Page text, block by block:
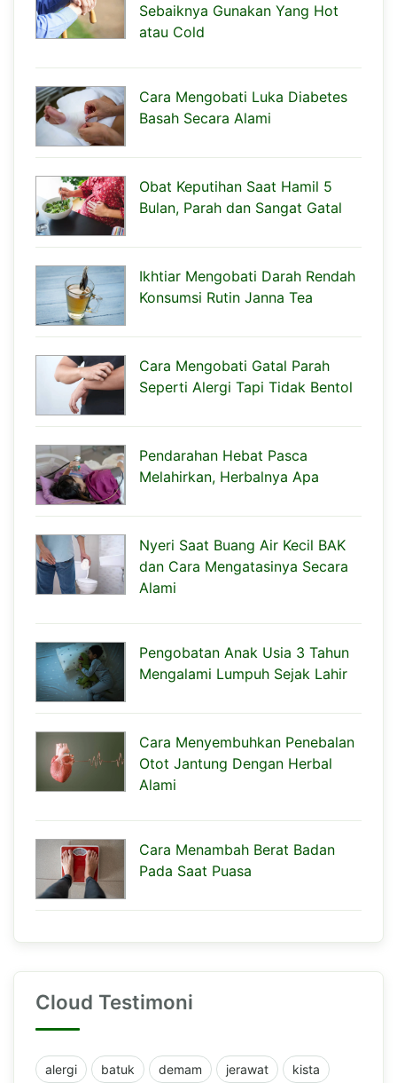
Sebaiknya Gunakan Yang Hot
atau Cold
Cara Mengobati Luka Diabetes
Basah Secara Alami
Obat Keputihan Saat Hamil 5
Bulan, Parah dan Sangat Gatal
Ikhtiar Mengobati Darah Rendah
Konsumsi Rutin Janna Tea
Cara Mengobati Gatal Parah
Seperti Alergi Tapi Tidak Bentol
Pendarahan Hebat Pasca
Melahirkan, Herbalnya Apa
Nyeri Saat Buang Air Kecil BAK
dan Cara Mengatasinya Secara
Alami
Pengobatan Anak Usia 3 Tahun
Mengalami Lumpuh Sejak Lahir
Cara Menyembuhkan Penebalan
Otot Jantung Dengan Herbal
Alami
Cara Menambah Berat Badan
Pada Saat Puasa
Cloud Testimoni
alergi batuk demam jerawat kista